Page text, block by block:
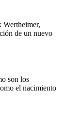
Wertheimer,
de un nuevo
son los
el nacimiento